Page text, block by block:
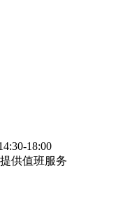
18:00
供值班服务